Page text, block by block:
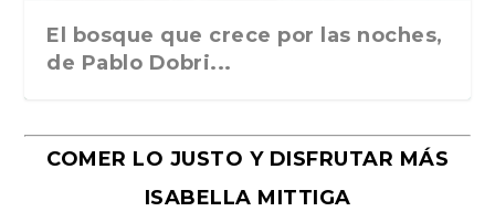
El bosque que crece por las noches,
de Pablo Dobri...
COMER LO JUSTO Y DISFRUTAR MÁS
ISABELLA MITTIGA